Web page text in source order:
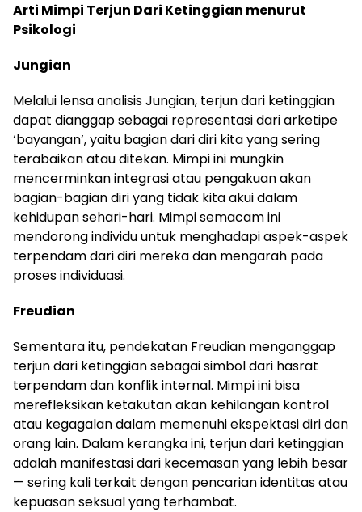
Arti Mimpi Terjun Dari Ketinggian menurut
Psikologi
Jungian
Melalui lensa analisis Jungian, terjun dari ketinggian
dapat dianggap sebagai representasi dari arketipe
‘bayangan’, yaitu bagian dari diri kita yang sering
terabaikan atau ditekan. Mimpi ini mungkin
mencerminkan integrasi atau pengakuan akan
bagian-bagian diri yang tidak kita akui dalam
kehidupan sehari-hari. Mimpi semacam ini
mendorong individu untuk menghadapi aspek-aspek
terpendam dari diri mereka dan mengarah pada
proses individuasi.
Freudian
Sementara itu, pendekatan Freudian menganggap
terjun dari ketinggian sebagai simbol dari hasrat
terpendam dan konflik internal. Mimpi ini bisa
merefleksikan ketakutan akan kehilangan kontrol
atau kegagalan dalam memenuhi ekspektasi diri dan
orang lain. Dalam kerangka ini, terjun dari ketinggian
adalah manifestasi dari kecemasan yang lebih besar
— sering kali terkait dengan pencarian identitas atau
kepuasan seksual yang terhambat.